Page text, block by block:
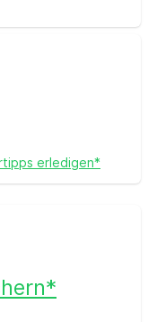
erledigen*